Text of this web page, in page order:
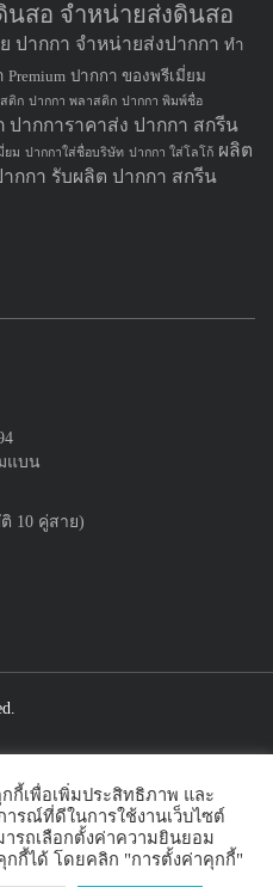
สอ จำหน่ายส่งดินสอ
ปากกา จำหน่ายส่งปากกา ทำ
Premium ปากกา ของพรีเมี่ยม
ติก ปากกา พลาสติก ปากกา พิมพ์ชื่อ
ปากการาคาส่ง ปากกา สกรีน
ยม ปากกาใส่ชื่อบริษัท ปากกา ใส่โลโก้ ผลิต
กกา รับผลิต ปากกา สกรีน
แบน
10 คู่สาย)
กกี้เพื่อเพิ่มประสิทธิภาพ และ
ารณ์ที่ดีในการใช้งานเว็บไซต์
รถเลือกตั้งค่าความยินยอม
กกี้ได้ โดยคลิก "การตั้งค่าคุกกี้"